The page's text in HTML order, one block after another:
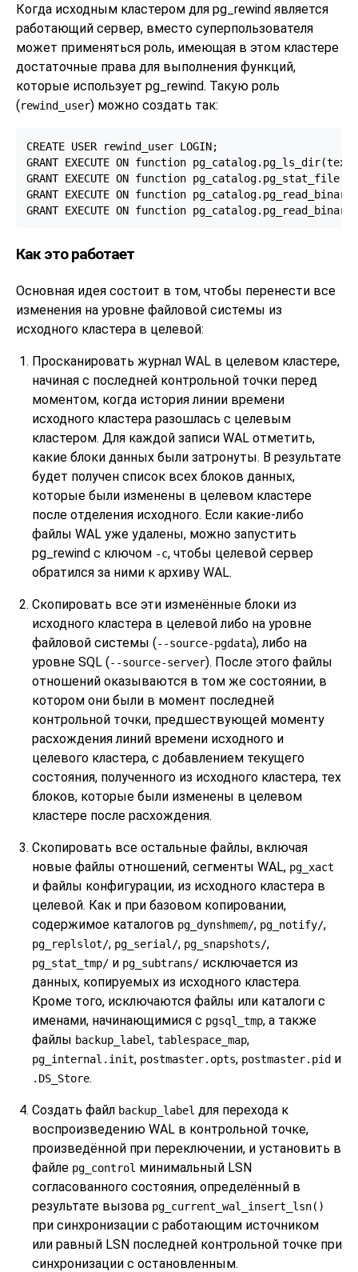
Когда исходным кластером для pg_rewind является
работающий сервер, вместо суперпользователя
может применяться роль, имеющая в этом кластере
достаточные права для выполнения функций,
которые использует pg_rewind. Такую роль
(rewind_user) можно создать так:
CREATE USER rewind_user LOGIN;
GRANT EXECUTE ON function
GRANT EXECUTE ON function
GRANT EXECUTE ON function
GRANT EXECUTE ON function
Как это работает
Основная идея состоит в том, чтобы перенести все
изменения на уровне файловой системы из
исходного кластера в целевой:
Просканировать журнал WAL в целевом кластере,
начиная с последней контрольной точки перед
моментом, когда история линии времени
исходного кластера разошлась с целевым
кластером. Для каждой записи WAL отметить,
какие блоки данных были затронуты. В результате
будет получен список всех блоков данных,
которые были изменены в целевом кластере
после отделения исходного. Если какие-либо
файлы WAL уже удалены, можно запустить
pg_rewind с ключом -c, чтобы целевой сервер
обратился за ними к архиву WAL.
Скопировать все эти изменённые блоки из
исходного кластера в целевой либо на уровне
файловой системы (--source-pgdata), либо на
уровне SQL (--source-server). После этого файлы
отношений оказываются в том же состоянии, в
котором они были в момент последней
контрольной точки, предшествующей моменту
расхождения линий времени исходного и
целевого кластера, с добавлением текущего
состояния, полученного из исходного кластера, тех
блоков, которые были изменены в целевом
кластере после расхождения.
Скопировать все остальные файлы, включая
новые файлы отношений, сегменты WAL, pg_xact
и файлы конфигурации, из исходного кластера в
целевой. Как и при базовом копировании,
содержимое каталогов pg_dynshmem/, pg_notify/,
pg_replslot/, pg_serial/, pg_snapshots/,
pg_stat_tmp/ и pg_subtrans/ исключается из
данных, копируемых из исходного кластера.
Кроме того, исключаются файлы или каталоги с
именами, начинающимися с pgsql_tmp, а также
файлы backup_label, tablespace_map,
pg_internal.init, postmaster.opts, postmaster.pid и
.DS_Store.
Создать файл backup_label для перехода к
воспроизведению WAL в контрольной точке,
произведённой при переключении, и установить в
файле pg_control минимальный LSN
согласованного состояния, определённый в
результате вызова pg_current_wal_insert_lsn()
при синхронизации с работающим источником
или равный LSN последней контрольной точке при
синхронизации с остановленным.